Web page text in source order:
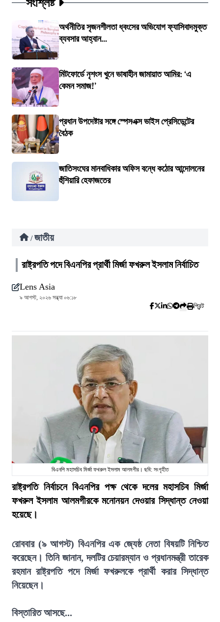
অর্থনীতির সৃজনশীলতা ধ্বংসের অভিযোগ ফ্যাসিবাদমুক্ত
ব্যবসার আহ্বান...
মিটফোর্ডে নৃশংস খুনে ভাষাহীন জামায়াত আমির: ‘এ
কেমন সমাজ!’
প্রধান উপদেষ্টার সঙ্গে স্পেসএক্স ভাইস প্রেসিডেন্টের
বৈঠক
জাতিসংঘের মানবাধিকার অফিস বন্ধে কঠোর আন্দোলনের
হুঁশিয়ারি হেফাজতের
/ জাতীয়
রাষ্ট্রপতি পদে বিএনপির প্রার্থী মির্জা ফখরুল ইসলাম নির্বাচিত
Lens Asia
৯ আগস্ট, ২০২৬ সন্ধ্যা ০৬:১৮
প্রিন্ট
বিএনপি মহাসচিব মির্জা ফখরুল ইসলাম আলমগীর। ছবি: সংগৃহীত
রাষ্ট্রপতি নির্বাচনে বিএনপির পক্ষ থেকে দলের মহাসচিব মির্জা
ফখরুল ইসলাম আলমগীরকে মনোনয়ন দেওয়ার সিদ্ধান্ত নেওয়া
হয়েছে।
রোববার (৯ আগস্ট) বিএনপির এক জ্যেষ্ঠ নেতা বিষয়টি নিশ্চিত
করেছেন। তিনি জানান, দলটির চেয়ারম্যান ও প্রধানমন্ত্রী তারেক
রহমান রাষ্ট্রপতি পদে মির্জা ফখরুলকে প্রার্থী করার সিদ্ধান্ত
নিয়েছেন।
বিস্তারিত আসছে...